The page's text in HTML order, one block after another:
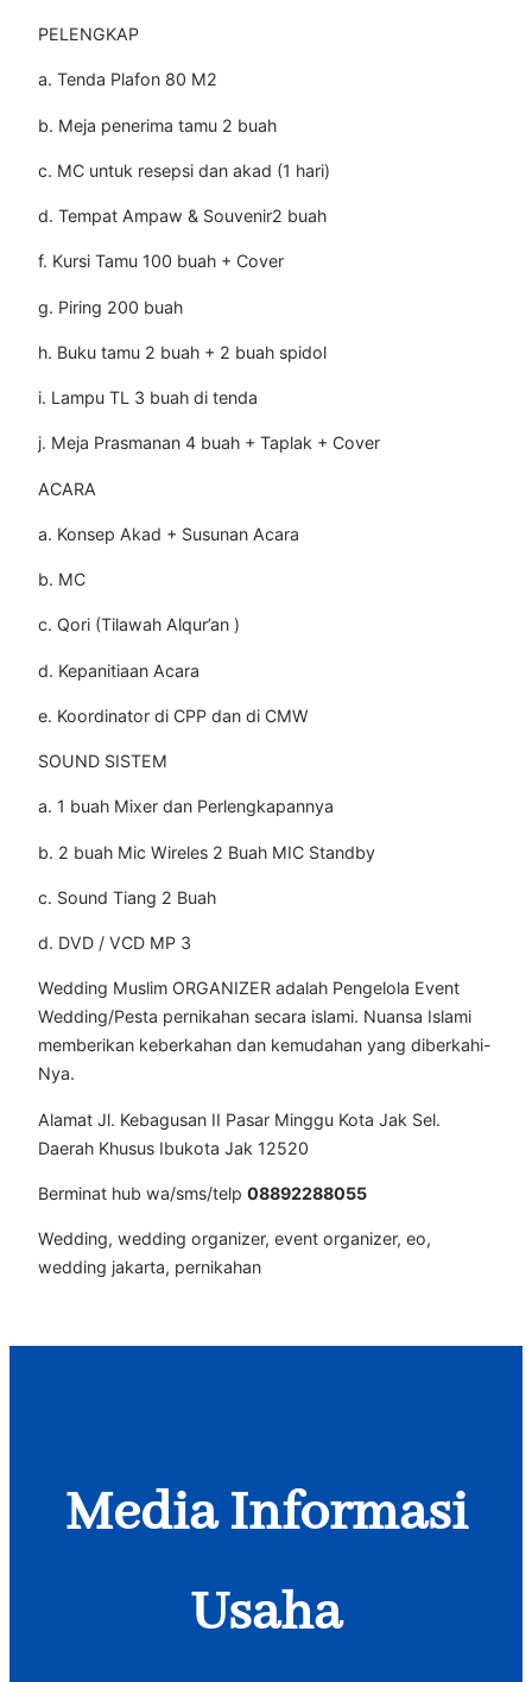
PELENGKAP
a. Tenda Plafon 80 M2
b. Meja penerima tamu 2 buah
c. MC untuk resepsi dan akad (1 hari)
d. Tempat Ampaw & Souvenir2 buah
f. Kursi Tamu 100 buah + Cover
g. Piring 200 buah
h. Buku tamu 2 buah + 2 buah spidol
i. Lampu TL 3 buah di tenda
j. Meja Prasmanan 4 buah + Taplak + Cover
ACARA
a. Konsep Akad + Susunan Acara
b. MC
c. Qori (Tilawah Alqur’an )
d. Kepanitiaan Acara
e. Koordinator di CPP dan di CMW
SOUND SISTEM
a. 1 buah Mixer dan Perlengkapannya
b. 2 buah Mic Wireles 2 Buah MIC Standby
c. Sound Tiang 2 Buah
d. DVD / VCD MP 3
Wedding Muslim ORGANIZER adalah Pengelola Event
Wedding/Pesta pernikahan secara islami. Nuansa Islami
memberikan keberkahan dan kemudahan yang diberkahi-
Nya.
Alamat Jl. Kebagusan II Pasar Minggu Kota Jak Sel.
Daerah Khusus Ibukota Jak 12520
Berminat hub wa/sms/telp 08892288055
Wedding, wedding organizer, event organizer, eo,
wedding jakarta, pernikahan
Media Informasi
Usaha